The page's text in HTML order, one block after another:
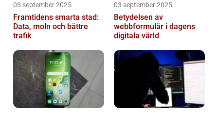
03 september 2025
Framtidens smarta stad:
Data, moln och bättre
trafik
03 september 2025
Betydelsen av
webbformulär i dagens
digitala värld